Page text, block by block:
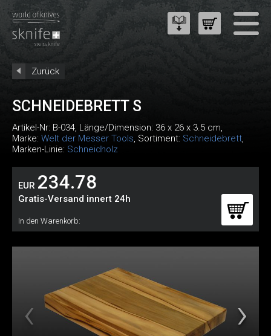
Zurück
SCHNEIDEBRETT S
Artikel-Nr: B-034, Länge/Dimension: 36 x 26 x 3.5 cm,
Marke: Welt der Messer Tools, Sortiment: Schneidebrett,
Marken-Linie: Schneidholz
EUR 234.78
Gratis-Versand innert 24h
In den Warenkorb: